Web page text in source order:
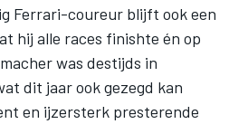
Ferrari-coureur blijft ook een
hij alle races finishte én op
was destijds in
dit jaar ook gezegd kan
en ijzersterk presterende